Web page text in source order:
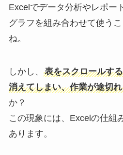
Excelでデータ分析やレポー
グラフを組み合わせて使う
ね。
しかし、 表をスクロールす
消えてしまい、作業が途切
か？
この現象には、Excelの仕組
あります。